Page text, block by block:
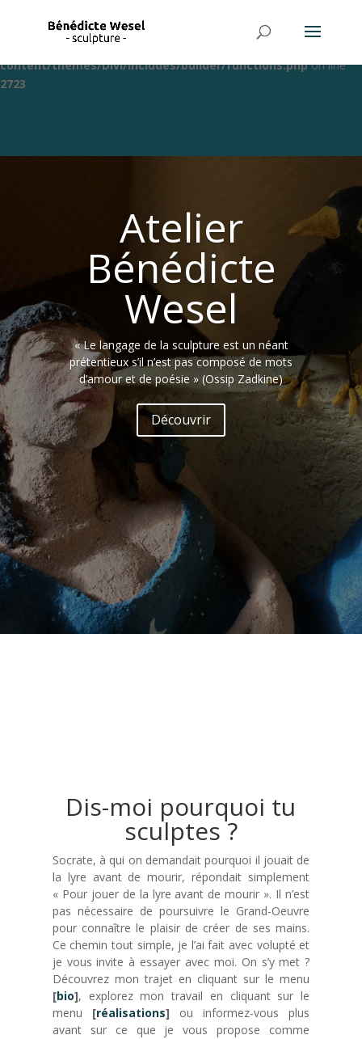
Warning: Trying to access array offset on value of type bool in
/home/clients/f1ab7af1ffddfde9d40c6598f717fe09/web/wp-
content/themes/Divi/includes/builder/functions.phpon line
2723
Atelier
Bénédicte
Wesel
« Le langage de la sculpture est un néant
prétentieux s’il n’est pas composé de mots
d’amour et de poésie » (Ossip Zadkine)
Découvrir
Dis-moi pourquoi tu
sculptes ?
Socrate, à qui on demandait pourquoi il jouait de
la lyre avant de mourir, répondait simplement
« Pour jouer de la lyre avant de mourir ». Il n’est
pas nécessaire de poursuivre le Grand-Oeuvre
pour connaître le plaisir de créer de ses mains.
Ce chemin tout simple, je l’ai fait avec volupté et
je vous invite à essayer avec moi. On s’y met ?
Découvrez mon trajet en cliquant sur le menu
[bio], explorez mon travail en cliquant sur le
menu [réalisations] ou informez-vous plus
avant sur ce que je vous propose comme